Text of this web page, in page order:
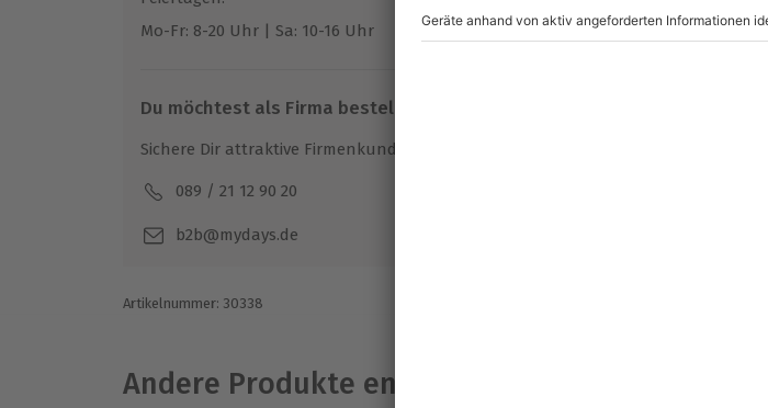
Mo-Fr: 8-20 Uhr | Sa: 10-16 Uhr
Du möchtest als Firma bestellen?
Sichere Dir attraktive Firmenkunden Vorteile.
089 / 21 12 90 20
b2b@mydays.de
Artikelnummer: 30338
Andere Produkte entdecken